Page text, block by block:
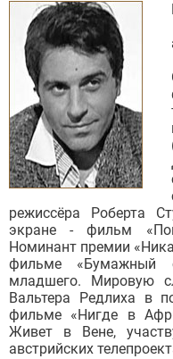
режиссёра Роберта
экране - фильм
Номинант премии
фильме «Бумажный
младшего. Мировую
Вальтера Редлиха в
фильме «Нигде в
Живет в Вене,
австрийских